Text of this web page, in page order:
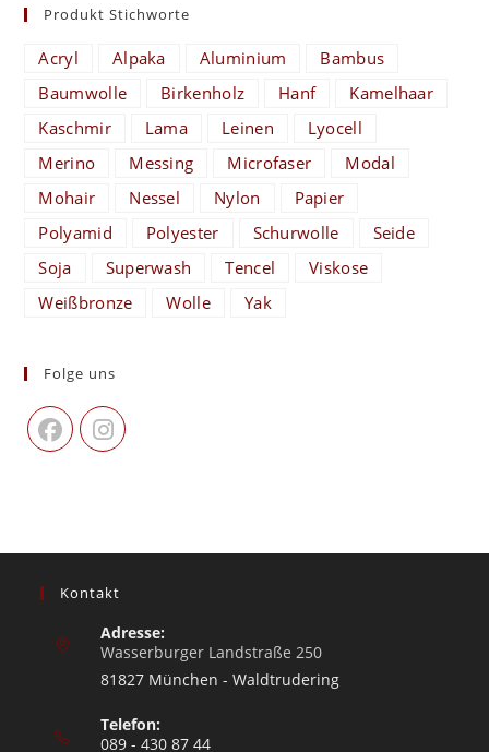
Produkt Stichworte
Acryl Alpaka Aluminium
Bambus
Baumwolle
Birkenholz Hanf
Kamelhaar
Kaschmir
Lama Leinen
Lyocell
Merino
Messing Microfaser
Modal
Mohair
Nessel Nylon
Papier
Polyamid
Polyester Schurwolle
Seide
Soja
Superwash Tencel
Viskose
Weißbronze
Wolle Yak
Folge uns
Kontakt
Adresse:
Wasserburger Landstraße 250
81827 München - Waldtrudering
Telefon:
089 - 430 87 44